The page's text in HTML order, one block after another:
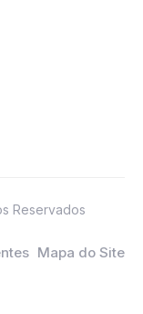
Reservados
Mapa do Site